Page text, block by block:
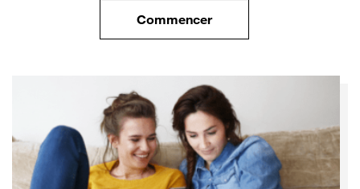
Commencerle tuto pour Commencer avec